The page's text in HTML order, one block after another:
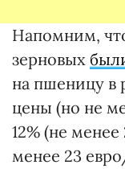
Напомним,
зерновых
на пшеницу в
цены (но не
12% (не
менее 23